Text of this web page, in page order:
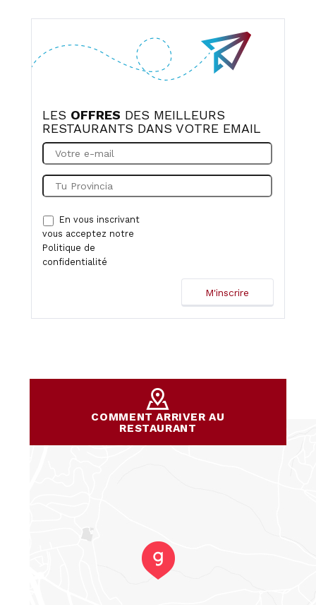
LES OFFRES DES MEILLEURS
RESTAURANTS DANS VOTRE EMAIL
En vous inscrivant
vous acceptez notre
Politique de
confidentialité
COMMENT ARRIVER AU
RESTAURANT